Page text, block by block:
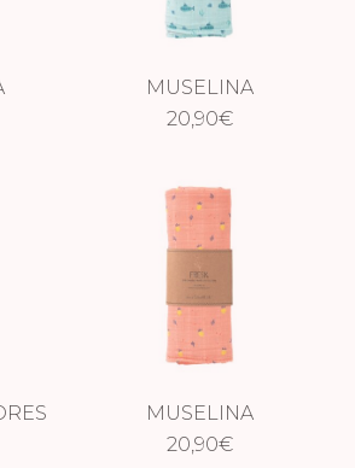
MUSELINA
SUBMARINO
20,90€
MUSELINA
LIMONES
20,90€